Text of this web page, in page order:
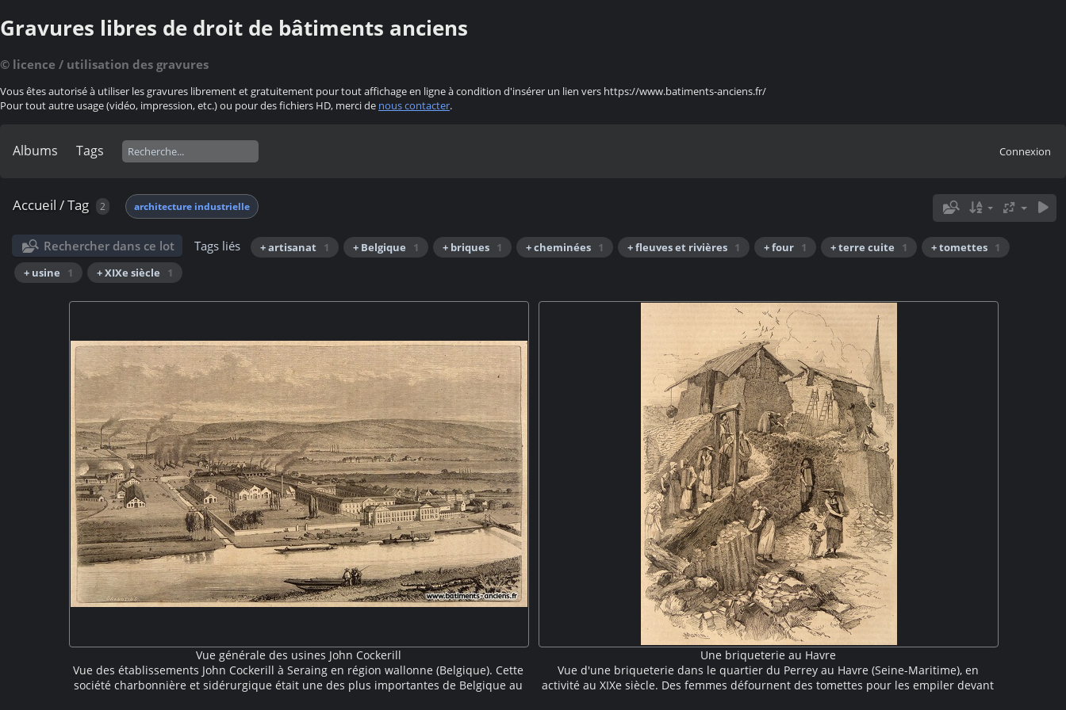
Gravures libres de droit de bâtiments anciens
© licence / utilisation des gravures
Vous êtes autorisé à utiliser les gravures librement et gratuitement pour tout affichage en ligne à condition d'insérer un lien vers https://www.batiments-anciens.fr/
Pour tout autre usage (vidéo, impression, etc.) ou pour des fichiers HD, merci de nous contacter.
Albums Tags Connexion
Accueil /Tag 2 architecture industrielle
Rechercher dans ce lot Tags liés + artisanat 1 + Belgique 1 + briques 1 + cheminées 1 + fleuves et rivières 1 + four 1 + terre cuite 1 + tomettes 1
+ usine
1 + XIXe siècle 1
Vue générale des usines John Cockerill
Vue des établissements John Cockerill à Seraing en région wallonne (Belgique). Cette
société charbonnière et sidérurgique était une des plus importantes de Belgique au
Une briqueterie au Havre
Vue d'une briqueterie dans le quartier du Perrey au Havre (Seine-Maritime), en
activité au XIXe siècle. Des femmes défournent des tomettes pour les empiler devant